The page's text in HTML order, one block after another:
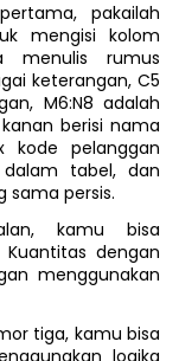
pakailah
mengisi kolom
menulis rumus
keterangan, C5
M6:N8 adalah
berisi nama
kode pelanggan
tabel, dan
sama persis.
kamu bisa
dengan
menggunakan
tiga, kamu bisa
logika